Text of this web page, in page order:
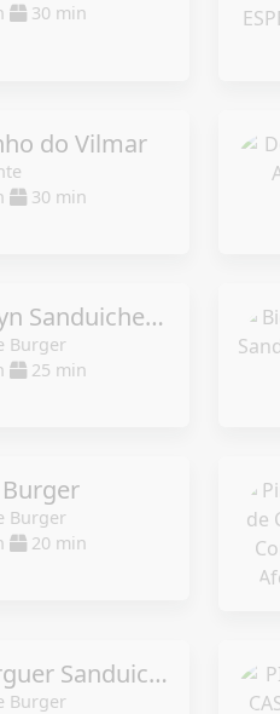
30 min
do Vilmar
30 min
Brooklyn Sanduicheria
Burger
25 min
Burger
20 min
GB Burguer Sanduicheria e Restaurante
Burger